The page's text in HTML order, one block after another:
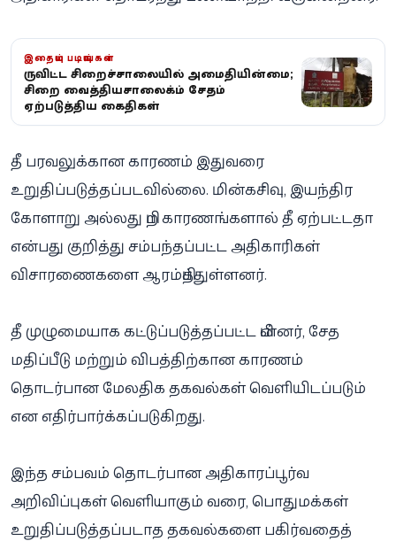
இதையும் படியுங்கள்
குருவிட்ட சிறைச்சாலையில் அமைதியின்மை;
சிறை வைத்தியசாலைக்கும் சேதம்
ஏற்படுத்திய கைதிகள்
தீ பரவலுக்கான காரணம் இதுவரை
உறுதிப்படுத்தப்படவில்லை. மின்கசிவு, இயந்திர
கோளாறு அல்லது பிற காரணங்களால் தீ ஏற்பட்டதா
என்பது குறித்து சம்பந்தப்பட்ட அதிகாரிகள்
விசாரணைகளை ஆரம்பித்துள்ளனர்.
தீ முழுமையாக கட்டுப்படுத்தப்பட்ட பின்னர், சேத
மதிப்பீடு மற்றும் விபத்திற்கான காரணம்
தொடர்பான மேலதிக தகவல்கள் வெளியிடப்படும்
என எதிர்பார்க்கப்படுகிறது.
இந்த சம்பவம் தொடர்பான அதிகாரப்பூர்வ
அறிவிப்புகள் வெளியாகும் வரை, பொதுமக்கள்
உறுதிப்படுத்தப்படாத தகவல்களை பகிர்வதைத்